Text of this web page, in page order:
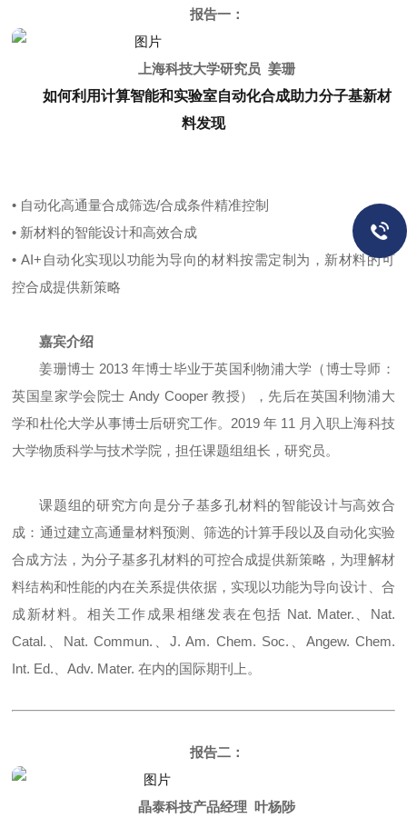
报告一：
上海科技大学研究员 姜珊
如何利用计算智能和实验室自动化合成助力分子基新材
料发现
• 自动化高通量合成筛选/合成条件精准控制
• 新材料的智能设计和高效合成
• AI+自动化实现以功能为导向的材料按需定制 为，新材料的可
控合成提供新策略
嘉宾介绍
姜珊博士 2013 年博士毕业于英国利物浦大学（博士导师：
英国皇家学会院士 Andy Cooper 教授），先后在英国利物浦大
学和杜伦大学从事博士后研究工作。2019 年 11 月入职上海科技
大学物质科学与技术学院，担任课题组组长，研究员。
课题组的研究方向是分子基多孔材料的智能设计与高效合
成：通过建立高通量材料预测、筛选的计算手段以及自动化实验
合成方法，为分子基多孔材料的可控合成提供新策略，为理解材
料结构和性能的内在关系提供依据，实现以功能为导向设计、合
成新材料。相关工作成果相继发表在包括 Nat. Mater.、Nat.
Catal.、Nat. Commun.、J. Am. Chem. Soc.、Angew. Chem.
Int. Ed.、Adv. Mater. 在内的国际期刊上。
报告二：
晶泰科技产品经理 叶杨陟